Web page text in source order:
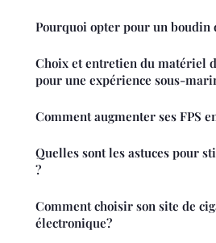
Pourquoi opter pour un boudin
Choix et entretien du matériel
pour une expérience sous-
Comment augmenter ses FPS
Quelles sont les astuces pour
?
Comment choisir son site de
électronique?